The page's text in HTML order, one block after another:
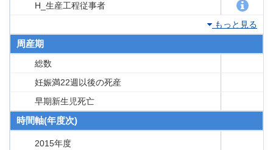
H_生産工程従事者
もっと見る
周産期
総数
妊娠満22週以後の死産
早期新生児死亡
時間軸(年度次)
2015年度